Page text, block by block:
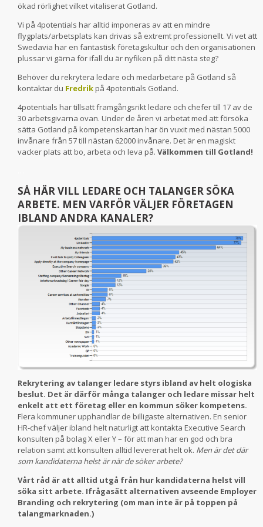
ökad rörlighet vilket vitaliserat Gotland.
Vi på 4potentials har alltid imponeras av att en mindre
flygplats/arbetsplats kan drivas så extremt professionellt. Vi vet att
Swedavia har en fantastisk företagskultur och den organisationen
plussar vi gärna för ifall du är nyfiken på ditt nästa steg?
Behöver du rekrytera ledare och medarbetare på Gotland så
kontaktar du Fredrik på 4potentials Gotland.
4potentials har tillsatt framgångsrikt ledare och chefer till 17 av de
30 arbetsgivarna ovan. Under de åren vi arbetat med att försöka
sätta Gotland på kompetenskartan har ön vuxit med nästan 5000
invånare från 57 till nästan 62000 invånare. Det är en magiskt
vacker plats att bo, arbeta och leva på. Välkommen till Gotland!
SÅ HÄR VILL LEDARE OCH TALANGER SÖKA
ARBETE. MEN VARFÖR VÄLJER FÖRETAGEN
IBLAND ANDRA KANALER?
Rekrytering av talanger ledare styrs ibland av helt ologiska
beslut. Det är därför många talanger och ledare missar helt
enkelt att ett företag eller en kommun söker kompetens.
Flera kommuner upphandlar de billigaste alternativen. En senior
HR-chef väljer ibland helt naturligt att kontakta Executive Search
konsulten på bolag X eller Y – för att man har en god och bra
relation samt att konsulten alltid levererat helt ok. Men är det där
som kandidaterna helst är när de söker arbete?
Vårt råd är att alltid utgå från hur kandidaterna helst vill
söka sitt arbete. Ifrågasätt alternativen avseende Employer
Branding och rekrytering (om man inte är på toppen på
talangmarknaden.)